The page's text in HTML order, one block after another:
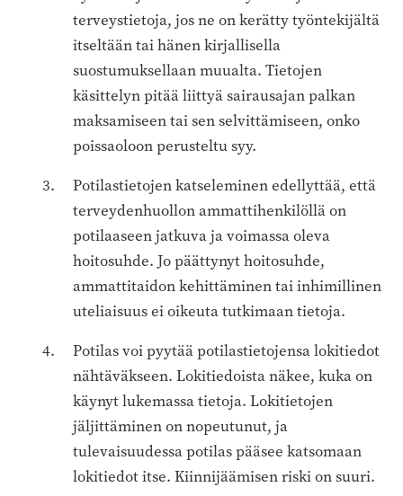
terveystietoja, jos ne on kerätty työntekijältä
itseltään tai hänen kirjallisella
suostumuksellaan muualta. Tietojen
käsittelyn pitää liittyä sairausajan palkan
maksamiseen tai sen selvittämiseen, onko
poissaoloon perusteltu syy.
Potilastietojen katseleminen edellyttää, että
terveydenhuollon ammattihenkilöllä on
potilaaseen jatkuva ja voimassa oleva
hoitosuhde. Jo päättynyt hoitosuhde,
ammattitaidon kehittäminen tai inhimillinen
uteliaisuus ei oikeuta tutkimaan tietoja.
Potilas voi pyytää potilastietojensa lokitiedot
nähtäväkseen. Lokitiedoista näkee, kuka on
käynyt lukemassa tietoja. Lokitietojen
jäljittäminen on nopeutunut, ja
tulevaisuudessa potilas pääsee katsomaan
lokitiedot itse. Kiinnijäämisen riski on suuri.